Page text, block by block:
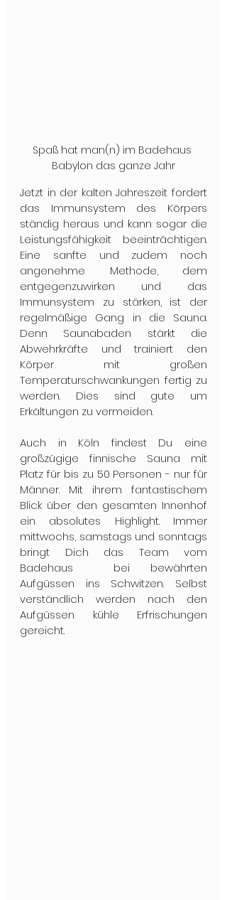
Spaß hat man(n) im Badehaus
Babylon das ganze Jahr
Jetzt in der kalten Jahreszeit fordert
das Immunsystem des Körpers
ständig heraus und kann sogar die
Leistungsfähigkeit beeinträchtigen.
Eine sanfte und zudem noch
angenehme Methode, dem
entgegenzuwirken und das
Immunsystem zu stärken, ist der
regelmäßige Gang in die Sauna.
Denn Saunabaden stärkt die
Abwehrkräfte und trainiert den
Körper mit großen
Temperaturschwankungen fertig zu
werden. Dies sind gute um
Erkältungen zu vermeiden.
Auch in Köln findest Du eine
großzügige finnische Sauna mit
Platz für bis zu 50 Personen - nur für
Männer. Mit ihrem fantastischem
Blick über den gesamten Innenhof
ein absolutes Highlight. Immer
mittwochs, samstags und sonntags
bringt Dich das Team vom
Badehaus  bei bewährten
Aufgüssen ins Schwitzen. Selbst
verständlich werden nach den
Aufgüssen kühle Erfrischungen
gereicht.